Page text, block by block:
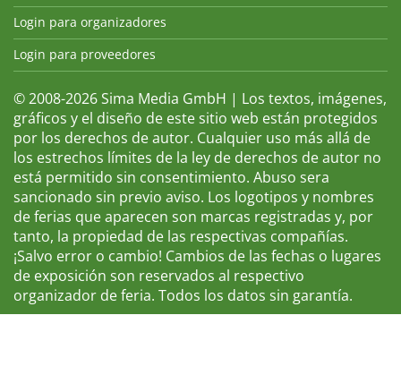
Login para organizadores
Login para proveedores
© 2008-2026 Sima Media GmbH | Los textos, imágenes,
gráficos y el diseño de este sitio web están protegidos
por los derechos de autor. Cualquier uso más allá de
los estrechos límites de la ley de derechos de autor no
está permitido sin consentimiento. Abuso sera
sancionado sin previo aviso. Los logotipos y nombres
de ferias que aparecen son marcas registradas y, por
tanto, la propiedad de las respectivas compañías.
¡Salvo error o cambio! Cambios de las fechas o lugares
de exposición son reservados al respectivo
organizador de feria. Todos los datos sin garantía.